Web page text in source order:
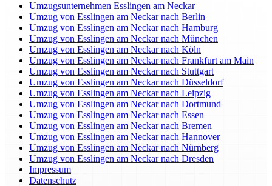
Umzugsunternehmen Esslingen am Neckar
Umzug von Esslingen am Neckar nach Berlin
Umzug von Esslingen am Neckar nach Hamburg
Umzug von Esslingen am Neckar nach München
Umzug von Esslingen am Neckar nach Köln
Umzug von Esslingen am Neckar nach Frankfurt am Main
Umzug von Esslingen am Neckar nach Stuttgart
Umzug von Esslingen am Neckar nach Düsseldorf
Umzug von Esslingen am Neckar nach Leipzig
Umzug von Esslingen am Neckar nach Dortmund
Umzug von Esslingen am Neckar nach Essen
Umzug von Esslingen am Neckar nach Bremen
Umzug von Esslingen am Neckar nach Hannover
Umzug von Esslingen am Neckar nach Nürnberg
Umzug von Esslingen am Neckar nach Dresden
Impressum
Datenschutz